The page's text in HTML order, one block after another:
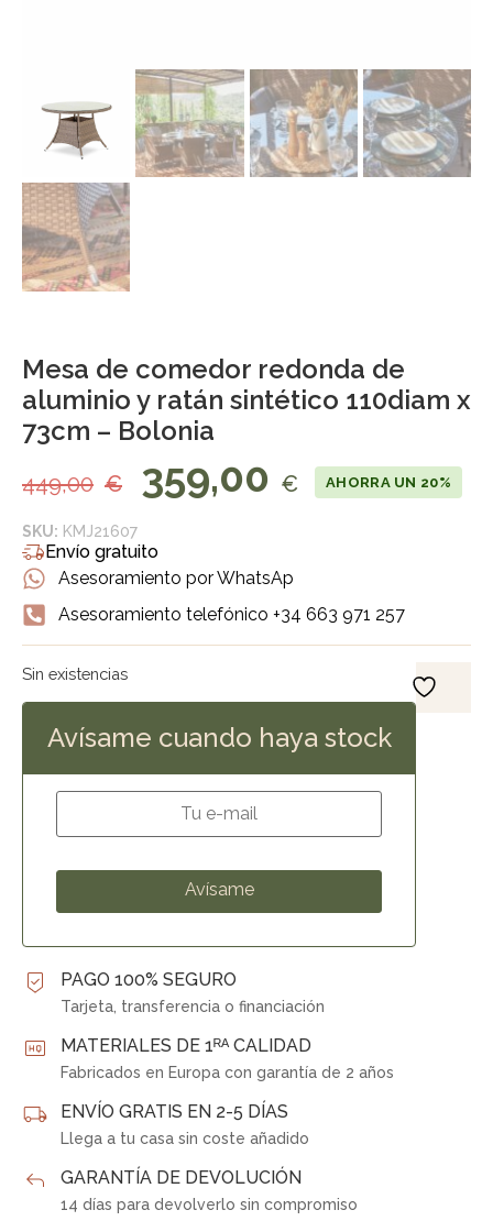
Mesa de comedor redonda de
aluminio y ratán sintético 110diam x
73cm – Bolonia
449,00 € 359,00 € AHORRA UN 20%
SKU: KMJ21607
Envío gratuito
Asesoramiento por WhatsAp
Asesoramiento telefónico +34 663 971 257
Sin existencias
Avísame cuando haya stock
PAGO 100% SEGURO
Tarjeta, transferencia o financiación
MATERIALES DE 1ᴿᴬ CALIDAD
Fabricados en Europa con garantía de 2 años
ENVÍO GRATIS EN 2-5 DÍAS
Llega a tu casa sin coste añadido
GARANTÍA DE DEVOLUCIÓN
14 días para devolverlo sin compromiso